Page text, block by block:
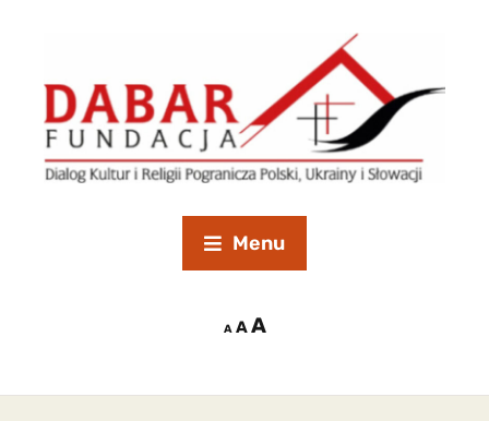
Menu
A AA